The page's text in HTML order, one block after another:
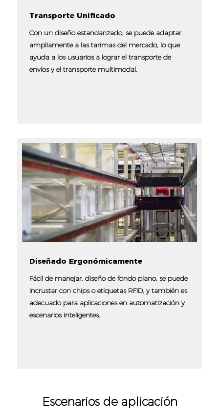
Transporte Unificado
Con un diseño estandarizado, se puede adaptar
ampliamente a las tarimas del mercado, lo que
ayuda a los usuarios a lograr el transporte de
envíos y el transporte multimodal.
Diseñado Ergonómicamente
Fácil de manejar, diseño de fondo plano, se puede
incrustar con chips o etiquetas RFID, y también es
adecuado para aplicaciones en automatización y
escenarios inteligentes.
Escenarios de aplicación